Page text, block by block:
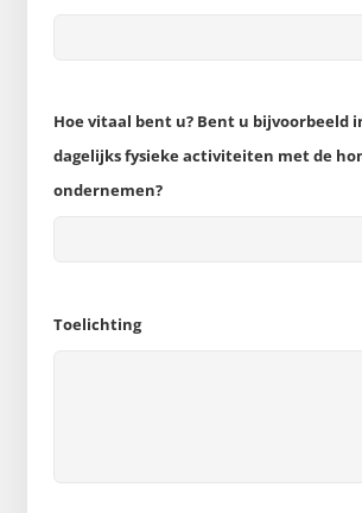
Hoe vitaal bent u? Bent u bijvoorbeeld
dagelijks fysieke activiteiten met de
ondernemen?
Toelichting